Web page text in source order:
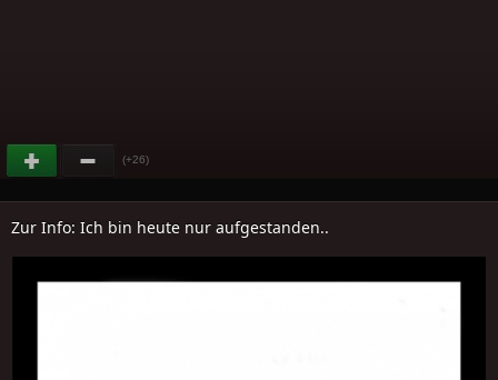
(+26)
Zur Info: Ich bin heute nur aufgestanden..